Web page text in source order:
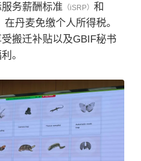
务薪酬标准 （iSRP） 和
丹麦免缴个人所得税。
搬迁补贴以及GBIF秘书
。